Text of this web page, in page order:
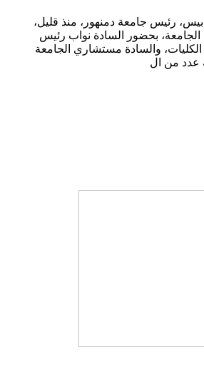
رئيس جامعة دمنهور، منذ قليل،
الجامعة، بحضور السادة نواب رئيس
الكليات، والسادة مستشاري الجامعة
عدد من ال